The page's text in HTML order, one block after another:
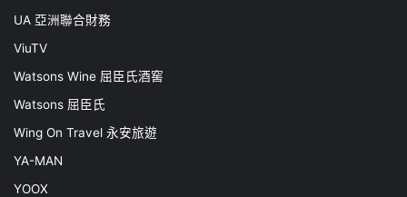
UA 亞洲聯合財務
ViuTV
Watsons Wine 屈臣氏酒窖
Watsons 屈臣氏
Wing On Travel 永安旅遊
YA-MAN
YOOX